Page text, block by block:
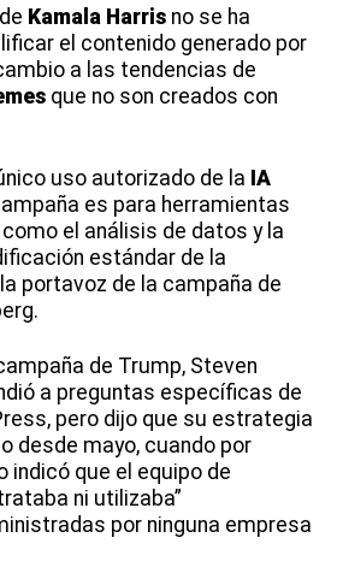
Kamala Harris no se ha
el contenido generado por
a las tendencias de
que no son creados con
uso autorizado de la IA
es para herramientas
el análisis de datos y la
estándar de la
portavoz de la campaña de
de Trump, Steven
a preguntas específicas de
pero dijo que su estrategia
desde mayo, cuando por
indicó que el equipo de
ni utilizaba”
por ninguna empresa